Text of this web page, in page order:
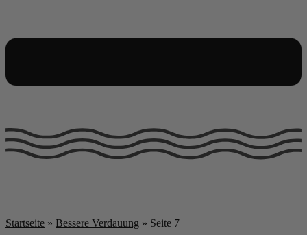
Startseite » Bessere Verdauung » Seite 7